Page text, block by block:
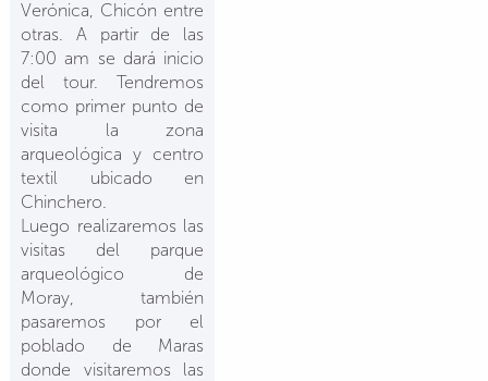
Verónica, Chicón entre
otras. A partir de las
7:00 am se dará inicio
del tour. Tendremos
como primer punto de
visita la zona
arqueológica y centro
textil ubicado en
Chinchero.
Luego realizaremos las
visitas del parque
arqueológico de
Moray, también
pasaremos por el
poblado de Maras
donde visitaremos las